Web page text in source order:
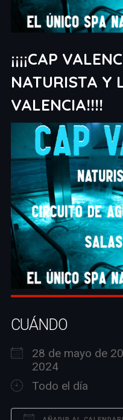
¡¡¡¡CAP
NATURISTA Y
VALENCIA!!!!
CUÁNDO
28 de mayo de
2024
Todo el día